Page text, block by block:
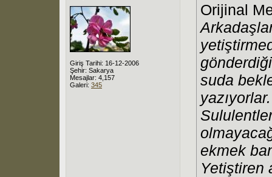
Giriş Tarihi: 16-12-2006
Şehir: Sakarya
Mesajlar: 4,157
Galeri: 345
Orijinal
suda
yazıyorlar.
ekmek
Yetiştiren